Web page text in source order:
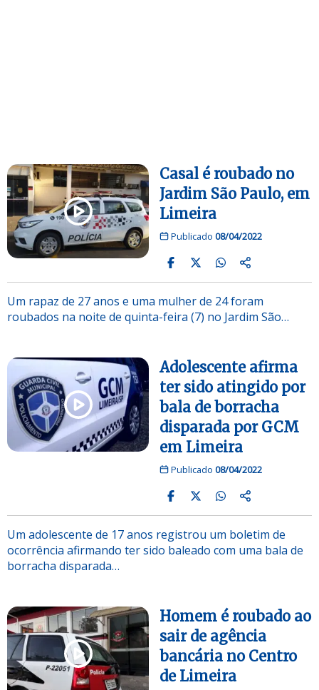
Casal é roubado no
Jardim São Paulo, em
Limeira
Publicado 08/04/2022
Um rapaz de 27 anos e uma mulher de 24 foram
roubados na noite de quinta-feira (7) no Jardim São…
Adolescente afirma
ter sido atingido por
bala de borracha
disparada por GCM
em Limeira
Publicado 08/04/2022
Um adolescente de 17 anos registrou um boletim de
ocorrência afirmando ter sido baleado com uma bala de
borracha disparada…
Homem é roubado ao
sair de agência
bancária no Centro
de Limeira